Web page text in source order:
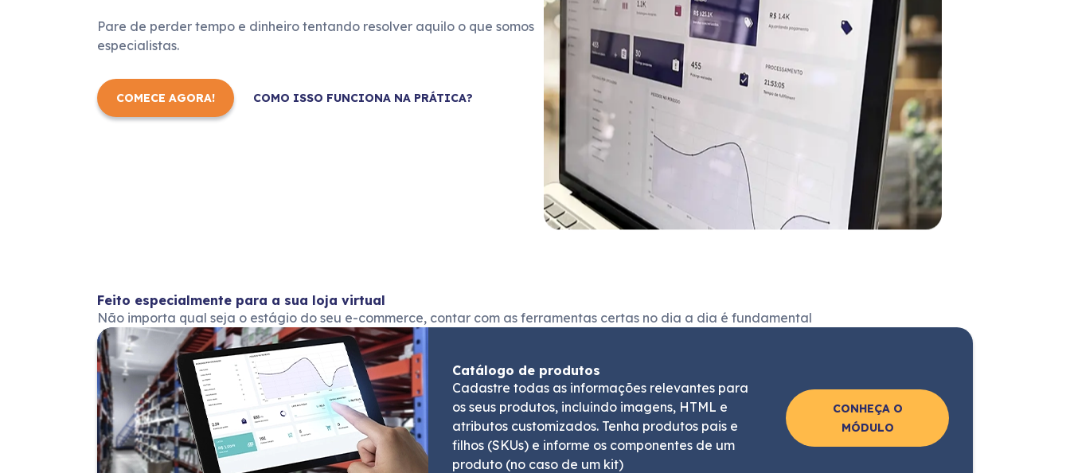
Pare de perder tempo e dinheiro tentando resolver aquilo o que somos
especialistas.
COMECE AGORA! COMO ISSO FUNCIONA NA PRÁTICA?
Feito especialmente para a sua loja virtual
Não importa qual seja o estágio do seu e-commerce, contar com as ferramentas certas no dia a dia é fundamental
Catálogo de produtos
Cadastre todas as informações relevantes para
os seus produtos, incluindo imagens, HTML e
atributos customizados. Tenha produtos pais e
filhos (SKUs) e informe os componentes de um
produto (no caso de um kit)
CONHEÇA O
MÓDULO